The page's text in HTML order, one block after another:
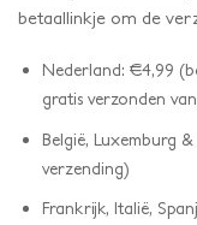
betaallinkje om de
Nederland: €4,99
gratis verzonden
België, Luxemburg
verzending)
Frankrijk, Italië,